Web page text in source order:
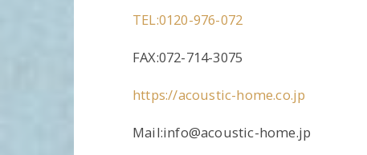
TEL:0120-976-072
FAX:072-714-3075
https://acoustic-home.co.jp
Mail:info@acoustic-home.jp